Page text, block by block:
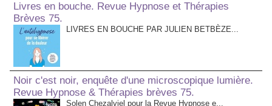
Livres en bouche. Revue Hypnose et Thérapies
Brèves 75.
LIVRES EN BOUCHE PAR JULIEN BETBÈZE...
Noir c'est noir, enquête d'une microscopique lumière.
Revue Hypnose & Thérapies brèves 75.
Solen Chezalviel pour la Revue Hypnose e...